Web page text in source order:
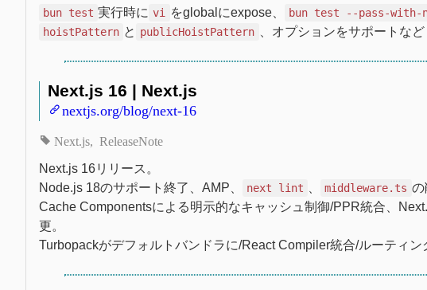
bun test 実行時に vi をglobalにexpose、 bun test --pass-with-
hoistPattern と publicHoistPattern 、オプションをサポートなど
Next.js 16 | Next.js
nextjs.org/blog/next-16
Next.js ReleaseNote
Next.js 16リリース。
Node.js 18のサポート終了、AMP、
next lint middleware.ts の
Cache Componentsによる明示的なキャッシュ制御/PPR統合、
更。
Turbopackがデフォルトバンドラに/React Compiler統合/ルーティ